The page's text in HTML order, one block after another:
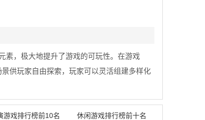
素，极大地提升了游戏的可玩性。在游戏
供玩家自由探索，玩家可以灵活组建多样化
游戏排行榜前10名 休闲游戏排行榜前十名